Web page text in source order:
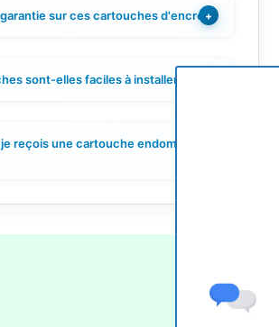
sur ces cartouches d'encre ?
+
sont-elles faciles à installer ?
reçois une cartouche endommagée